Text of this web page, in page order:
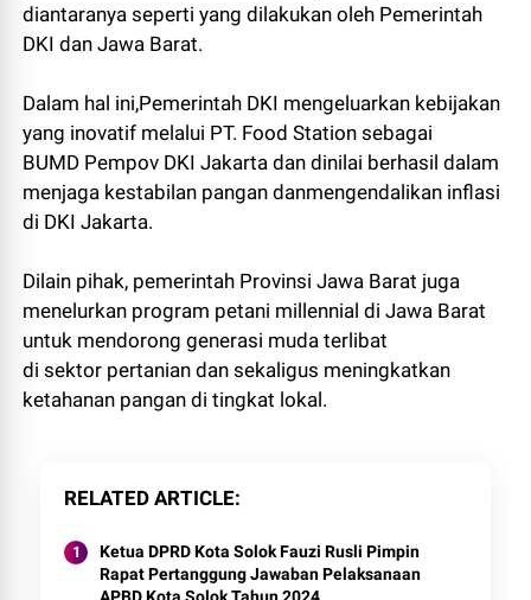
diantaranya seperti yang dilakukan oleh Pemerintah
DKI dan Jawa Barat.
Dalam hal ini,Pemerintah DKI mengeluarkan kebijakan
yang inovatif melalui PT. Food Station sebagai
BUMD Pempov DKI Jakarta dan dinilai berhasil dalam
menjaga kestabilan pangan danmengendalikan inflasi
di DKI Jakarta.
Dilain pihak, pemerintah Provinsi Jawa Barat juga
menelurkan program petani millennial di Jawa Barat
untuk mendorong generasi muda terlibat
di sektor pertanian dan sekaligus meningkatkan
ketahanan pangan di tingkat lokal.
RELATED ARTICLE
Ketua DPRD Kota Solok Fauzi Rusli Pimpin
Rapat Pertanggung Jawaban Pelaksanaan
APBD Kota Solok Tahun 2024.